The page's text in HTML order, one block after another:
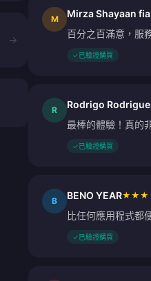
→
M Mirza Shayaan
百分之百滿意，服
✓已驗證購買
R Rodrigo
最棒的體驗！真的
✓已驗證購買
B BENO YEAR★ ★ ★
比任何應用程式都
✓已驗證購買